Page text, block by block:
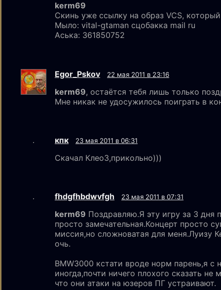
kerm69
Скинь уже ссылку на образ VCS,
Мыло: vital-gtaman сцобакка mail ru
Аська: 361850752
Egor_Pskov 22 мая 2011 в 23:16
kerm69, остаётся тебя лишь только
Мне никак не удосужилось поиграть в
кпк 23 мая 2011 в 06:31
Скачал Клео3,прикольно)))
fhdgfhbdwvfgh 23 мая 2011 в 07:31
kerm69 Поздравляю.Я эту игру за 3 дня
просто замечательная.Концерт просто
миссия,но сложноватая для меня.Луизу
очь.
BMW3000 кстати вроде норм парень,я с
иногда,почти ничего плохого сказать не
что они атаки на юзеров ПГ устраивают.